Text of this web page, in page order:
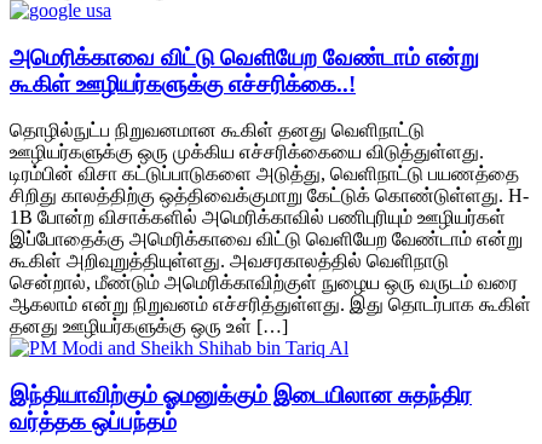
அமெரிக்காவை விட்டு வெளியேற வேண்டாம் என்று
கூகிள் ஊழியர்களுக்கு எச்சரிக்கை..!
தொழில்நுட்ப நிறுவனமான கூகிள் தனது வெளிநாட்டு
ஊழியர்களுக்கு ஒரு முக்கிய எச்சரிக்கையை விடுத்துள்ளது.
டிரம்பின் விசா கட்டுப்பாடுகளை அடுத்து, வெளிநாட்டு பயணத்தை
சிறிது காலத்திற்கு ஒத்திவைக்குமாறு கேட்டுக் கொண்டுள்ளது. H-
1B போன்ற விசாக்களில் அமெரிக்காவில் பணிபுரியும் ஊழியர்கள்
இப்போதைக்கு அமெரிக்காவை விட்டு வெளியேற வேண்டாம் என்று
கூகிள் அறிவுறுத்தியுள்ளது. அவசரகாலத்தில் வெளிநாடு
சென்றால், மீண்டும் அமெரிக்காவிற்குள் நுழைய ஒரு வருடம் வரை
ஆகலாம் என்று நிறுவனம் எச்சரித்துள்ளது. இது தொடர்பாக கூகிள்
தனது ஊழியர்களுக்கு ஒரு உள் […]
இந்தியாவிற்கும் ஓமனுக்கும் இடையிலான சுதந்திர
வர்த்தக ஒப்பந்தம்